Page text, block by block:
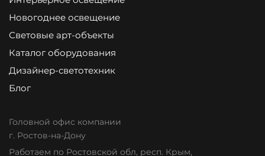
Новогоднее освещение
Световые арт-объекты
Каталог оборудования
Дизайнер-светотехник
Блог
Головной офис компании
г. Ростов-на-Дону
Работаем по Ростовской обл, респ. Крым,